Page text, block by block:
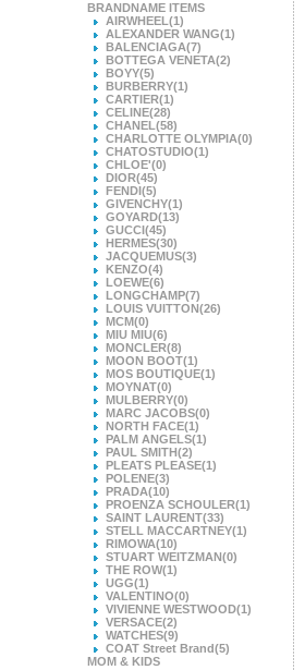
BRANDNAME ITEMS
AIRWHEEL (1)
ALEXANDER WANG(1)
BALENCIAGA(7)
BOTTEGA VENETA(2)
BOYY(5)
BURBERRY(1)
CARTIER(1)
CELINE(28)
CHANEL (58)
CHARLOTTE OLYMPIA(0)
CHATOSTUDIO(1)
CHLOE'(0)
DIOR(45)
FENDI(5)
GIVENCHY(1)
GOYARD(13)
GUCCI(45)
HERMES(30)
JACQUEMUS(3)
KENZO(4)
LOEWE(6)
LONGCHAMP(7)
LOUIS VUITTON(26)
MCM(0)
MIU MIU(6)
MONCLER(8)
MOON BOOT(1)
MOS BOUTIQUE(1)
MOYNAT(0)
MULBERRY(0)
MARC JACOBS(0)
NORTH FACE(1)
PALM ANGELS(1)
PAUL SMITH(2)
PLEATS PLEASE(1)
POLENE(3)
PRADA(10)
PROENZA SCHOULER(1)
SAINT LAURENT(33)
STELL MACCARTNEY(1)
RIMOWA(10)
STUART WEITZMAN(0)
THE ROW(1)
UGG(1)
VALENTINO(0)
VIVIENNE WESTWOOD(1)
VERSACE(2)
WATCHES(9)
COAT Street Brand(5)
MOM & KIDS